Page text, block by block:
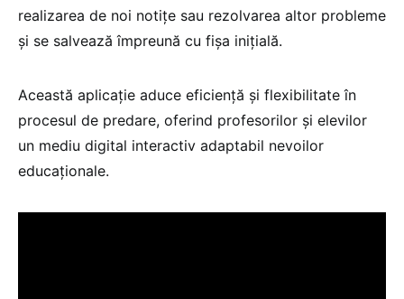
realizarea de noi notițe sau rezolvarea altor probleme
și se salvează împreună cu fișa inițială.
Această aplicație aduce eficiență și flexibilitate în
procesul de predare, oferind profesorilor și elevilor
un mediu digital interactiv adaptabil nevoilor
educaționale.